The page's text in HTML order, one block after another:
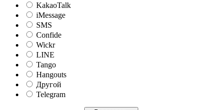
KakaoTalk
iMessage
SMS
Confide
Wickr
LINE
Tango
Hangouts
Другой
Telegram